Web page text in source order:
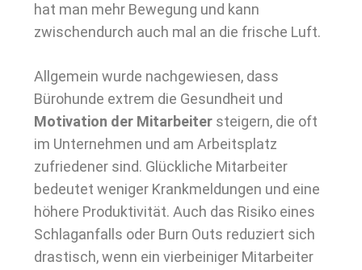
hat man mehr Bewegung und kann
zwischendurch auch mal an die frische Luft.
Allgemein wurde nachgewiesen, dass
Bürohunde extrem die Gesundheit und
Motivation der Mitarbeiter steigern, die oft
im Unternehmen und am Arbeitsplatz
zufriedener sind. Glückliche Mitarbeiter
bedeutet weniger Krankmeldungen und eine
höhere Produktivität. Auch das Risiko eines
Schlaganfalls oder Burn Outs reduziert sich
drastisch, wenn ein vierbeiniger Mitarbeiter